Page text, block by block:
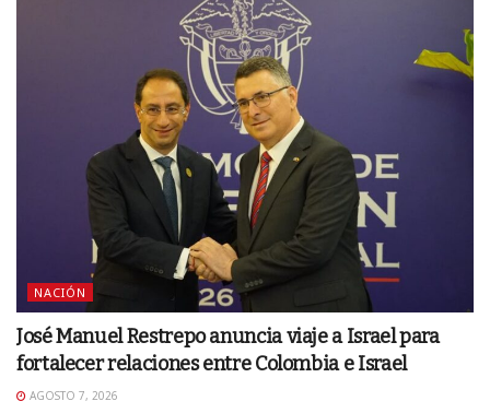
NACIÓN
José Manuel Restrepo anuncia viaje a Israel para
fortalecer relaciones entre Colombia e Israel
AGOSTO 7, 2026